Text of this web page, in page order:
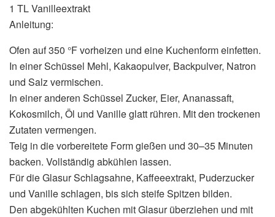
1 TL Vanilleextrakt
Anleitung:
Ofen auf 350 °F vorheizen und eine Kuchenform einfetten.
In einer Schüssel Mehl, Kakaopulver, Backpulver, Natron
und Salz vermischen.
In einer anderen Schüssel Zucker, Eier, Ananassaft,
Kokosmilch, Öl und Vanille glatt rühren. Mit den trockenen
Zutaten vermengen.
Teig in die vorbereitete Form gießen und 30–35 Minuten
backen. Vollständig abkühlen lassen.
Für die Glasur Schlagsahne, Kaffeeextrakt, Puderzucker
und Vanille schlagen, bis sich steife Spitzen bilden.
Den abgekühlten Kuchen mit Glasur überziehen und mit